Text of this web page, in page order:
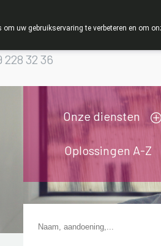
Verbeke
Thorre
228 32 36
Onze diensten
Oplossingen A-Z
uw gebruikservaring te verbeteren en om